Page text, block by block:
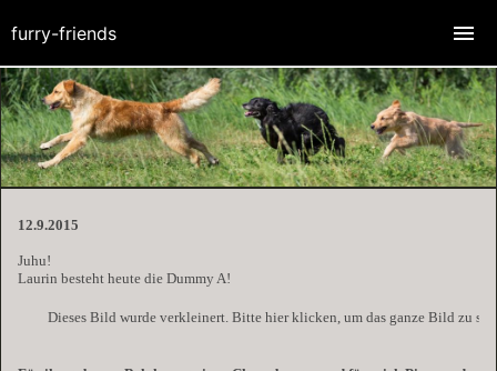
12.9.2015
Juhu!
Laurin besteht heute die Dummy A!
Dieses Bild wurde verkleinert. Bitte hier klicken, um das ganze Bild zu
furry-friends